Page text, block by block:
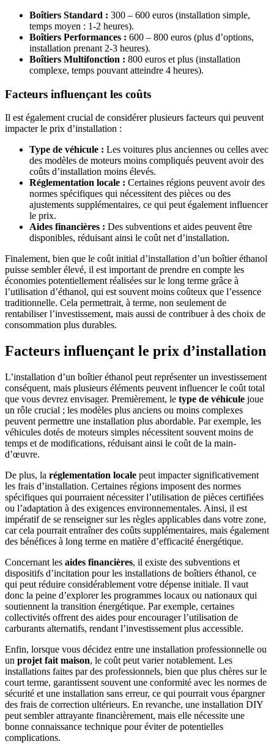
Boîtiers Standard : 300 – 600 euros (installation simple,
temps moyen : 1-2 heures).
Boîtiers Performances : 600 – 800 euros (plus d’options,
installation prenant 2-3 heures).
Boîtiers Multifonction : 800 euros et plus (installation
complexe, temps pouvant atteindre 4 heures).
Facteurs influençant les coûts
Il est également crucial de considérer plusieurs facteurs qui peuvent
impacter le prix d’installation :
Type de véhicule : Les voitures plus anciennes ou celles avec
des modèles de moteurs moins compliqués peuvent avoir des
coûts d’installation moins élevés.
Réglementation locale : Certaines régions peuvent avoir des
normes spécifiques qui nécessitent des pièces ou des
ajustements supplémentaires, ce qui peut également influencer
le prix.
Aides financières : Des subventions et aides peuvent être
disponibles, réduisant ainsi le coût net d’installation.
Finalement, bien que le coût initial d’installation d’un boîtier éthanol
puisse sembler élevé, il est important de prendre en compte les
économies potentiellement réalisées sur le long terme grâce à
l’utilisation d’éthanol, qui est souvent moins coûteux que l’essence
traditionnelle. Cela permettrait, à terme, non seulement de
rentabiliser l’investissement, mais aussi de contribuer à des choix de
consommation plus durables.
Facteurs influençant le prix d’installation
L’installation d’un boîtier éthanol peut représenter un investissement
conséquent, mais plusieurs éléments peuvent influencer le coût total
que vous devrez envisager. Premièrement, le type de véhicule joue
un rôle crucial ; les modèles plus anciens ou moins complexes
peuvent permettre une installation plus abordable. Par exemple, les
véhicules dotés de moteurs simples nécessitent souvent moins de
temps et de modifications, réduisant ainsi le coût de la main-
d’œuvre.
De plus, la réglementation locale peut impacter significativement
les frais d’installation. Certaines régions imposent des normes
spécifiques qui pourraient nécessiter l’utilisation de pièces certifiées
ou l’adaptation à des exigences environnementales. Ainsi, il est
impératif de se renseigner sur les règles applicables dans votre zone,
car cela pourrait entraîner des coûts supplémentaires, mais également
des bénéfices à long terme en matière d’efficacité énergétique.
Concernant les aides financières, il existe des subventions et
dispositifs d’incitation pour les installations de boîtiers éthanol, ce
qui peut réduire considérablement votre dépense initiale. Il vaut
donc la peine d’explorer les programmes locaux ou nationaux qui
soutiennent la transition énergétique. Par exemple, certaines
collectivités offrent des aides pour encourager l’utilisation de
carburants alternatifs, rendant l’investissement plus accessible.
Enfin, lorsque vous décidez entre une installation professionnelle ou
un projet fait maison, le coût peut varier notablement. Les
installations faites par des professionnels, bien que plus chères sur le
court terme, garantissent souvent une conformité avec les normes de
sécurité et une installation sans erreur, ce qui pourrait vous épargner
des frais de correction ultérieurs. En revanche, une installation DIY
peut sembler attrayante financièrement, mais elle nécessite une
bonne connaissance technique pour éviter de potentielles
complications.